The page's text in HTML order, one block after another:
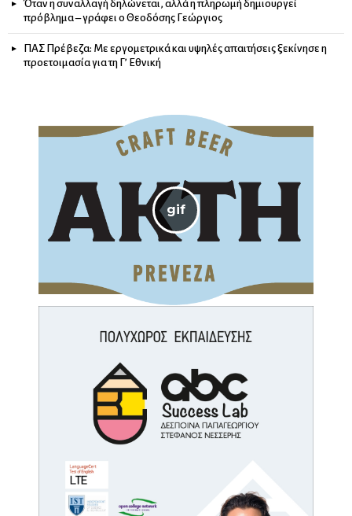
Όταν η συναλλαγή δηλώνεται, αλλά η πληρωμή δημιουργεί
πρόβλημα – γράφει ο Θεοδόσης Γεώργιος
ΠΑΣ Πρέβεζα: Με εργομετρικά και υψηλές απαιτήσεις ξεκίνησε η
προετοιμασία για τη Γ’ Εθνική